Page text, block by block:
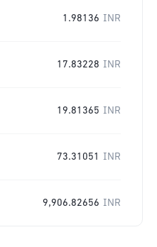
1.98136 INR
17.83228 INR
19.81365 INR
73.31051 INR
9,906.82656 INR